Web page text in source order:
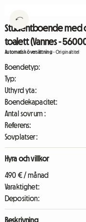
Studentboende med
toalett (Vannes -
Automatisk översättning-Originaltitel
Boendetyp:
Typ:
Uthyrd yta:
Boendekapacitet:
Antal sovrum :
Referens:
Sovplatser:
Hyra och villkor
490 € / månad
Varaktighet:
Deposition:
Beskrivning